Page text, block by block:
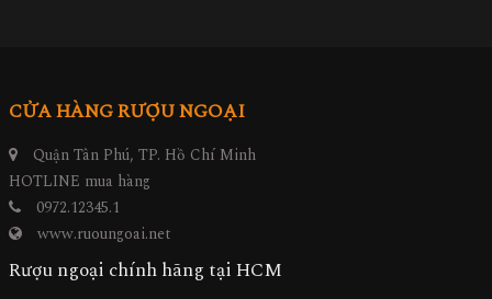
CỬA HÀNG RƯỢU NGOẠI
Quận Tân Phú, TP. Hồ Chí Minh
HOTLINE mua hàng
0972.12345.1
www.ruoungoai.net
Rượu ngoại chính hãng tại HCM